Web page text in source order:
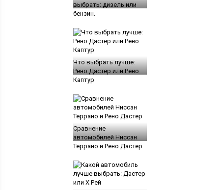
выбрать: дизель или
бензин.
Что выбрать лучше:
Рено Дастер или Рено
Каптур
Сравнение
автомобилей Ниссан
Террано и Рено Дастер